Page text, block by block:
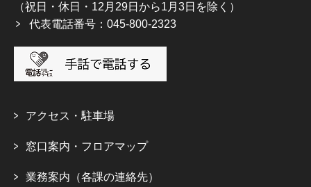
（祝日・休日・12月29日から1月3日を除く）
代表電話番号：045-800-2323
アクセス・駐車場
窓口案内・フロアマップ
業務案内（各課の連絡先）